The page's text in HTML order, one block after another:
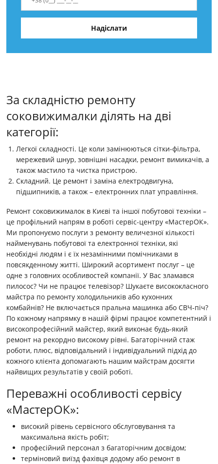
За складністю ремонту
соковижималки ділять на дві
категорії:
Легкої складності. Це коли замінюються сітки-фільтра,
мережевий шнур, зовнішні насадки, ремонт вимикачів, а
також мастило та чистка пристрою.
Складний. Це ремонт і заміна електродвигуна,
підшипників, а також – електронних плат управління.
Ремонт соковижималок в Києві та іншої побутової техніки –
це профільний напрям в роботі сервіс-центру «МастерОК».
Ми пропонуємо послуги з ремонту величезної кількості
найменувань побутової та електронної техніки, які
необхідні людям і є їх незамінними помічниками в
повсякденному житті. Широкий асортимент послуг – це
одне з головних особливостей компанії. У Вас зламався
пилосос? Чи не працює телевізор? Шукаєте висококласного
майстра по ремонту холодильників або кухонних
комбайнів? Не включається пральна машинка або СВЧ-піч?
По кожному напрямку в нашій фірмі працює компетентний і
високопрофесійний майстер, який виконає будь-який
ремонт на рекордно високому рівні. Багаторічний стаж
роботи, плюс, відповідальний і індивідуальний підхід до
кожного клієнта допомагають нашим майстрам досягти
найвищих результатів у своїй роботі.
Переважні особливості сервісу
«МастерОК»:
високий рівень сервісного обслуговування та
максимальна якість робіт;
професійний персонал з багаторічним досвідом;
терміновий виїзд фахівця додому або ремонт в